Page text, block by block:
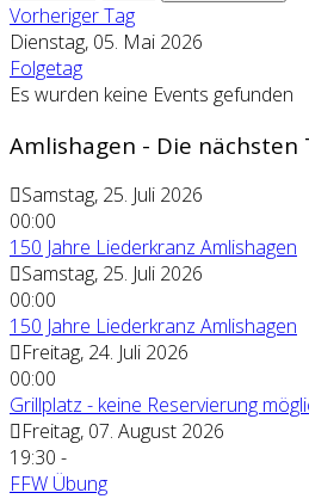
Vorheriger Tag
Dienstag, 05. Mai 2026
Folgetag
Es wurden keine Events gefunden
Amlishagen - Die nächsten
Samstag, 25. Juli 2026
00:00
150 Jahre Liederkranz Amlishagen
Samstag, 25. Juli 2026
00:00
150 Jahre Liederkranz Amlishagen
Freitag, 24. Juli 2026
00:00
Grillplatz - keine Reservierung
Freitag, 07. August 2026
19:30 -
FFW Übung